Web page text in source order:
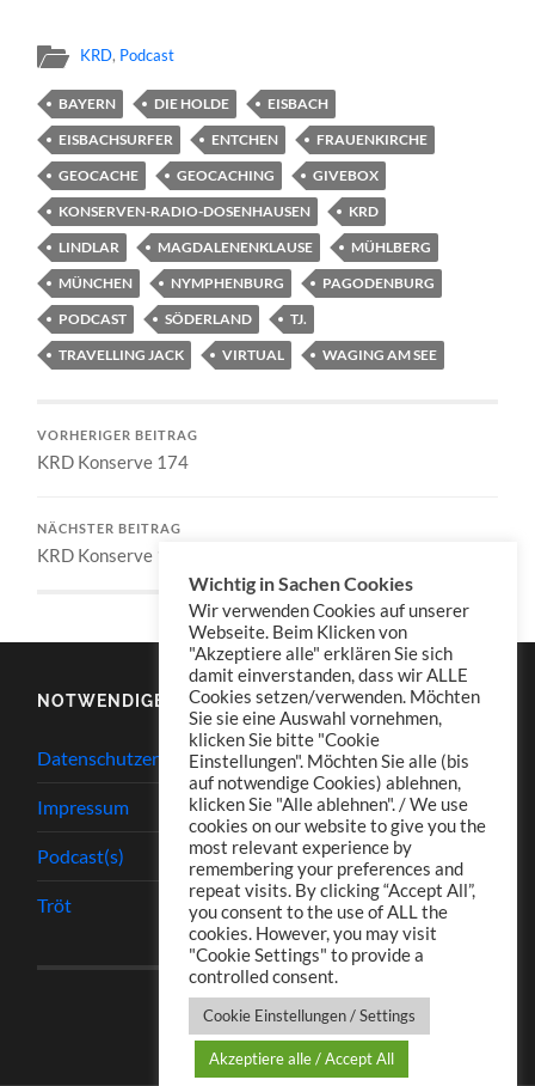
KRD, Podcast
BAYERN DIE HOLDE
EISBACH
EISBACHSURFER
ENTCHEN
FRAUENKIRCHE
GEOCACHE
GEOCACHING
GIVEBOX
KONSERVEN-RADIO-DOSENHAUSEN
KRD
LINDLAR
MAGDALENENKLAUSE
MÜHLBERG
MÜNCHEN
NYMPHENBURG
PAGODENBURG
PODCAST
SÖDERLAND
TJ.
TRAVELLING JACK
VIRTUAL WAGING AM SEE
VORHERIGER BEITRAG
KRD Konserve 174
NÄCHSTER BEITRAG
KRD Konserve 176
NOTWENDIGES
Datenschutzerklärung
Impressum
Podcast(s)
Tröt
Wichtig in Sachen Cookies
Wir verwenden Cookies auf unserer
Webseite. Beim Klicken von
"Akzeptiere alle" erklären Sie sich
damit einverstanden, dass wir ALLE
Cookies setzen/verwenden. Möchten
Sie sie eine Auswahl vornehmen,
klicken Sie bitte "Cookie
Einstellungen". Möchten Sie alle (bis
auf notwendige Cookies) ablehnen,
klicken Sie "Alle ablehnen". / We use
cookies on our website to give you the
most relevant experience by
remembering your preferences and
repeat visits. By clicking “Accept All”,
you consent to the use of ALL the
cookies. However, you may visit
"Cookie Settings" to provide a
controlled consent.
Cookie Einstellungen / Settings
Akzeptiere alle / Accept All